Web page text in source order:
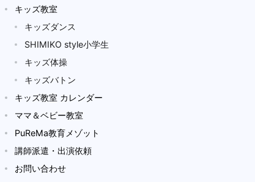
キッズ教室
キッズダンス
SHIMIKO style小学生
キッズ体操
キッズバトン
キッズ教室 カレンダー
ママ＆ベビー教室
PuReMa教育メゾット
講師派遣・出演依頼
お問い合わせ